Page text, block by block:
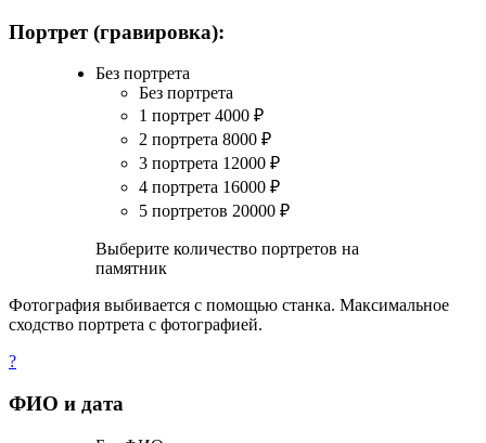
Портрет (гравировка):
Без портрета
Без портрета
1 портрет 4000 ₽
2 портрета 8000 ₽
3 портрета 12000 ₽
4 портрета 16000 ₽
5 портретов 20000 ₽
Выберите количество портретов на
памятник
Фотография выбивается с помощью станка. Максимальное
сходство портрета с фотографией.
?
ФИО и дата